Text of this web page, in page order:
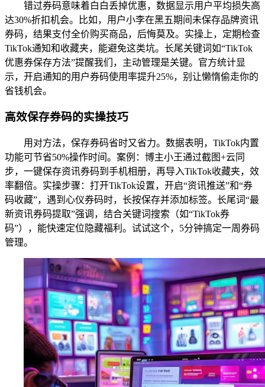
错过券码意味着白白丢掉优惠，数据显示用户平均损失高
达30%折扣机会。比如，用户小李在黑五期间未保存品牌资讯
券码，结果支付全价购买商品，后悔莫及。实操上，定期检查
TikTok通知和收藏夹，能避免这类坑。长尾关键词如“TikTok
优惠券保存方法”提醒我们，主动管理是关键。官方统计显
示，开启通知的用户券码使用率提升25%，别让懒惰偷走你的
省钱机会。
高效保存券码的实操技巧
用对方法，保存券码省时又省力。数据表明，TikTok内置
功能可节省50%操作时间。案例：博主小王通过截图+云同
步，一键保存资讯券码到手机相册，再导入TikTok收藏夹，效
率翻倍。实操步骤：打开TikTok设置，开启“资讯推送”和“券
码收藏”，遇到心仪券码时，长按保存并添加标签。长尾词“最
新资讯券码提取”强调，结合关键词搜索（如“TikTok券
码”），能快速定位隐藏福利。试试这个，5分钟搞定一周券码
管理。